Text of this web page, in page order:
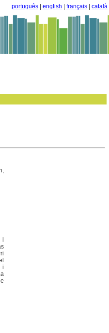
português english français català
i
i